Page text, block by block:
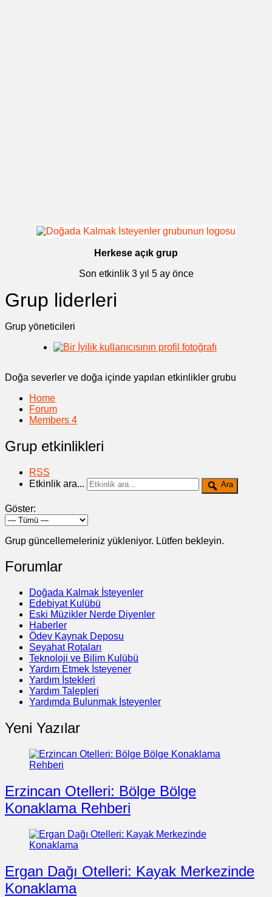
Herkese açık grup
Son etkinlik 3 yıl 5 ay önce
Grup liderleri
Grup yöneticileri
Doğa severler ve doğa içinde yapılan etkinlikler grubu
Home
Forum
Members 4
Grup etkinlikleri
RSS
Etkinlik ara...
Ara
Göster:
Grup güncellemeleriniz yükleniyor. Lütfen bekleyin.
Forumlar
Doğada Kalmak İsteyenler
Edebiyat Kulübü
Eski Müzikler Nerde Diyenler
Haberler
Ödev Kaynak Deposu
Seyahat Rotaları
Teknoloji ve Bilim Kulübü
Yardım Etmek İsteyener
Yardım İstekleri
Yardım Talepleri
Yardımda Bulunmak İsteyenler
Yeni Yazılar
Erzincan Otelleri: Bölge Bölge
Konaklama Rehberi
Ergan Dağı Otelleri: Kayak Merkezinde
Konaklama